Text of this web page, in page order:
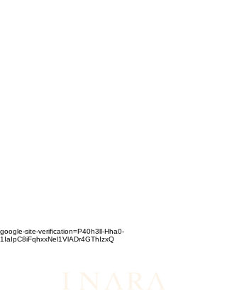
google-site-verification=P40h3ll-Hha0-
1IaIpC8iFqhxxNel1VlADr4GThIzxQ